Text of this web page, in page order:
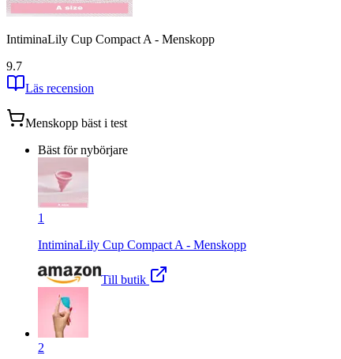
IntiminaLily Cup Compact A - Menskopp
9.7
Läs recension
Menskopp bäst i test
Bäst för nybörjare
1
IntiminaLily Cup Compact A - Menskopp
Till butik
2